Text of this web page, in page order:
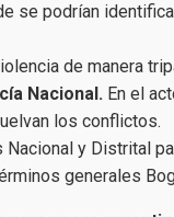
se podrían
de manera
Nacional. En el
los conflictos.
Nacional y Distrital
generales